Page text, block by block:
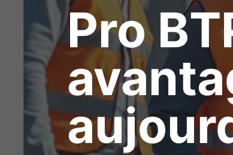
Pro